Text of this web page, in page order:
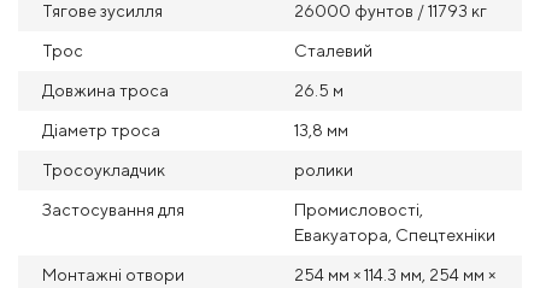
Тягове зусилля 26000 фунтов / 11793 кг
Трос Сталевий
Довжина троса 26.5 м
Діаметр троса 13,8 мм
Тросоукладчик ролики
Застосування для
Промисловості,
Евакуатора, Спецтехніки
Монтажні отвори
254 мм × 114.3 мм, 254 мм ×